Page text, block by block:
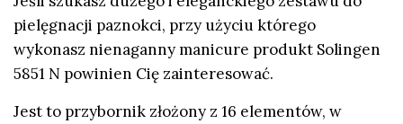
pielęgnacji paznokci, przy użyciu którego
wykonasz nienaganny manicure produkt Solingen
5851 N powinien Cię zainteresować.
Jest to przybornik złożony z 16 elementów, w